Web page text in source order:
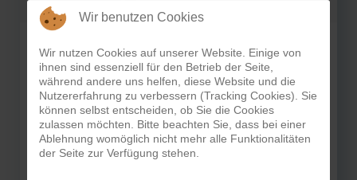
Kinderstadtranderholung
im AWO Waldheim findet
traditionell
dasAWO
SOMMERFEST, am
Sonntag, den 2.
August 2026 ab 14:OO
Wir benutzen Cookies
Wir nutzen Cookies auf unserer Website. Einige von
ihnen sind essenziell für den Betrieb der Seite,
während andere uns helfen, diese Website und die
Nutzererfahrung zu verbessern (Tracking Cookies). Sie
können selbst entscheiden, ob Sie die Cookies
zulassen möchten. Bitte beachten Sie, dass bei einer
Ablehnung womöglich nicht mehr alle Funktionalitäten
der Seite zur Verfügung stehen.